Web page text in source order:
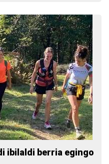
ibilaldi berria egingo